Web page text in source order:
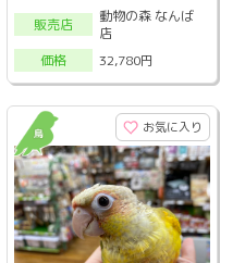
販売店
動物の森 なんば
店
価格
32,780円
お気に入り